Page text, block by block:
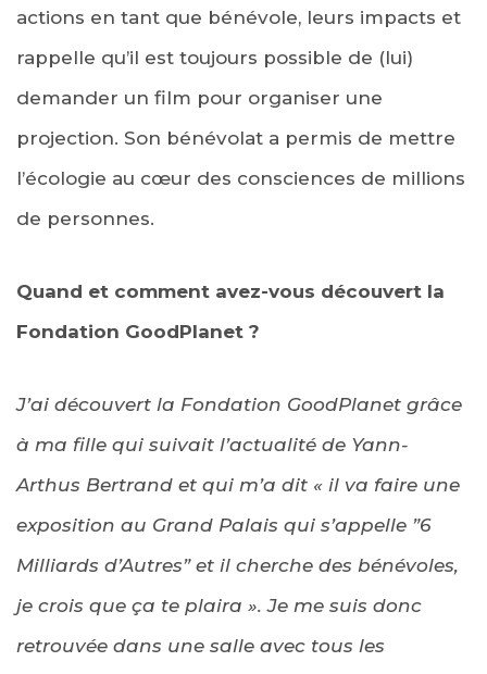
actions en tant que bénévole, leurs impacts et
rappelle qu’il est toujours possible de (lui)
demander un film pour organiser une
projection. Son bénévolat a permis de mettre
l’écologie au cœur des consciences de millions
de personnes.
Quand et comment avez-vous découvert la
Fondation GoodPlanet ?
J’ai découvert la Fondation GoodPlanet grâce
à ma fille qui suivait l’actualité de Yann-
Arthus Bertrand et qui m’a dit « il va faire une
exposition au Grand Palais qui s’appelle ”6
Milliards d’Autres” et il cherche des bénévoles,
je crois que ça te plaira ». Je me suis donc
retrouvée dans une salle avec tous les